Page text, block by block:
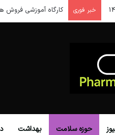
خبر فوری کارگاه آموزشی فروش
حوزه سلامت بهداشت